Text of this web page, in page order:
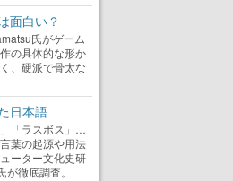
面白い？
氏がゲーム
の具体的な形か
、硬派で骨太な
日本語
」「ラスボス」…
葉の起源や用法
ーター文化史研
徹底調査。